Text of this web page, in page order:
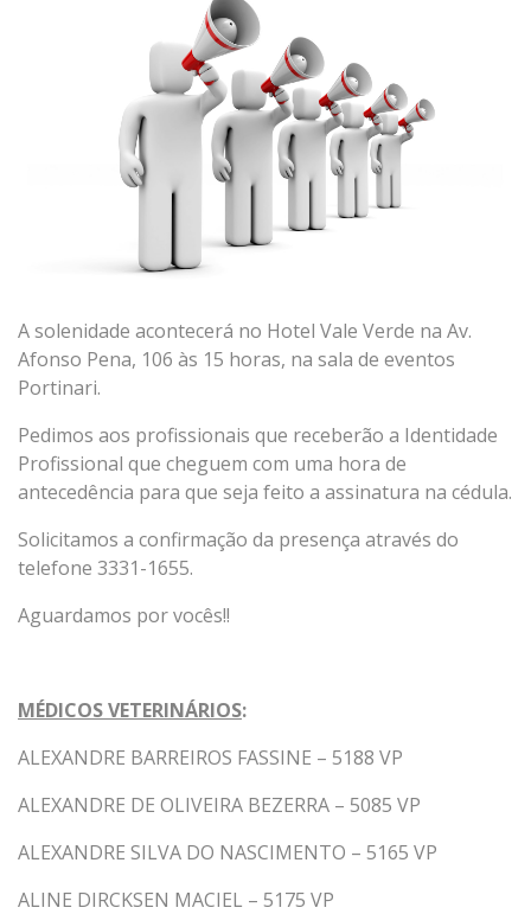
A solenidade acontecerá no Hotel Vale Verde na Av.
Afonso Pena, 106 às 15 horas, na sala de eventos
Portinari.
Pedimos aos profissionais que receberão a Identidade
Profissional que cheguem com uma hora de
antecedência para que seja feito a assinatura na cédula.
Solicitamos a confirmação da presença através do
telefone 3331-1655.
Aguardamos por vocês!!
MÉDICOS VETERINÁRIOS:
ALEXANDRE BARREIROS FASSINE – 5188 VP
ALEXANDRE DE OLIVEIRA BEZERRA – 5085 VP
ALEXANDRE SILVA DO NASCIMENTO – 5165 VP
ALINE DIRCKSEN MACIEL – 5175 VP